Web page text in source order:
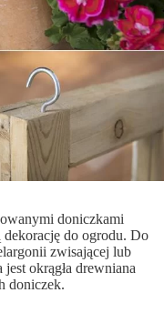
doniczkami
do ogrodu. Do
zwisającej lub
okrągła drewniana
doniczek.